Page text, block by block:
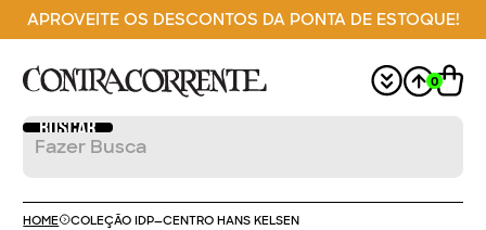
APROVEITE OS DESCONTOS DA PONTA DE ESTOQUE!
0
HOME COLEÇÃO IDP—CENTRO HANS KELSEN